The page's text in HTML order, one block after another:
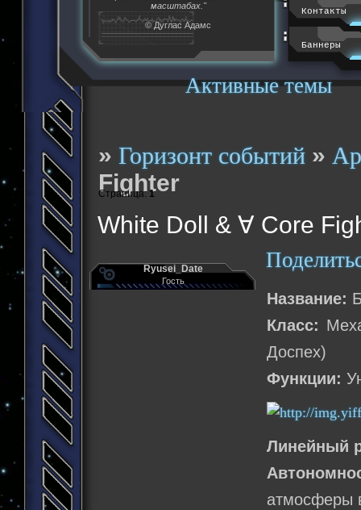
Активные темы
масштабах."
© Дуглас Адамс
Контакты
Баннеры
»Горизонт событий »
Fighter
White Doll & ∀ Core
Страница: 1
Ryusei_Date
Гость
Название:
Класс:
Доспех)
Функции:
Линейный
атмосферы